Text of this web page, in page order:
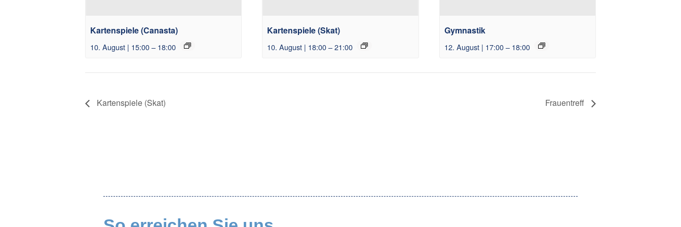
Kartenspiele (Canasta)
10. August | 15:00– 18:00
Kartenspiele (Skat)
10. August | 18:00 – 21:00
Gymnastik
12. August | 17:00– 18:00
Kartenspiele (Skat) Frauentreff